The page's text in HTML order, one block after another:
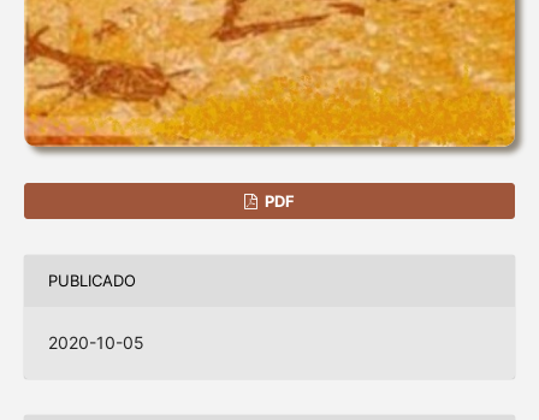
PDF
PUBLICADO
2020-10-05